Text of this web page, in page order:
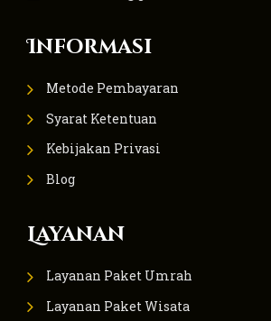
Informasi
Metode Pembayaran
Syarat Ketentuan
Kebijakan Privasi
Blog
Layanan
Layanan Paket Umrah
Layanan Paket Wisata